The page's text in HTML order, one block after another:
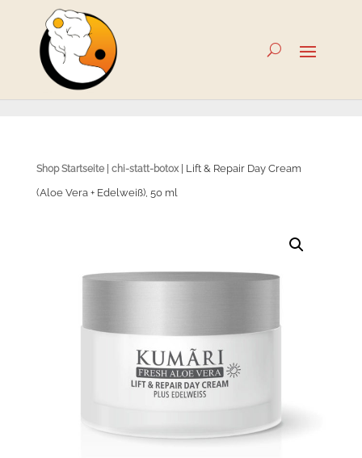
Shop Startseite| chi-statt-botox| Lift & Repair Day Cream
(Aloe Vera + Edelweiß), 50 ml